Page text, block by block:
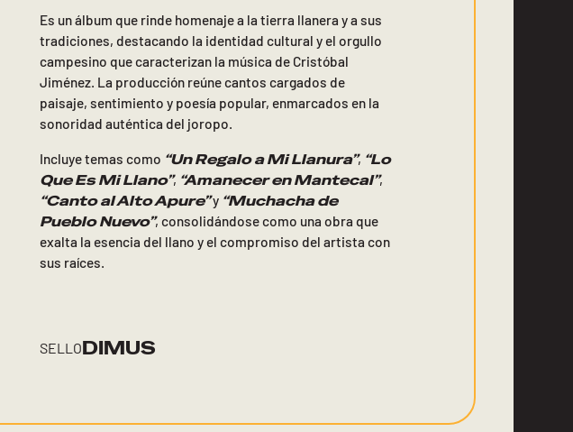
Es un álbum que rinde homenaje a la tierra llanera y a sus
tradiciones, destacando la identidad cultural y el orgullo
campesino que caracterizan la música de Cristóbal
Jiménez. La producción reúne cantos cargados de
paisaje, sentimiento y poesía popular, enmarcados en la
sonoridad auténtica del joropo.
Incluye temas como “Un Regalo a Mi Llanura”, “Lo
Que Es Mi Llano”, “Amanecer en Mantecal”,
“Canto al Alto Apure”y “Muchacha de
Pueblo Nuevo”, consolidándose como una obra que
exalta la esencia del llano y el compromiso del artista con
sus raíces.
SELLODIMUS